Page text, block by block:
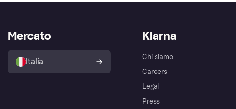
Klarna
Chi siamo
Careers
Legal
Press
Mercato
Italia